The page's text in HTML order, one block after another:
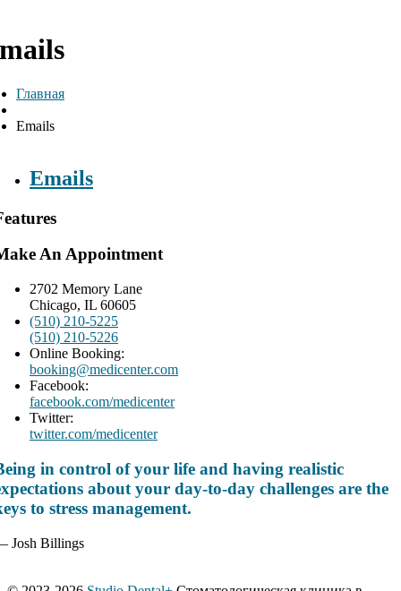
Главная
Emails
Emails
An Appointment
2702 Memory Lane
Chicago, IL 60605
(510) 210-5225
(510) 210-5226
Online Booking:
booking@medicenter.com
Facebook:
facebook.com/medicenter
Twitter:
twitter.com/medicenter
in control of your life and having realistic
about your day-to-day challenges are the
to stress management.
Josh Billings